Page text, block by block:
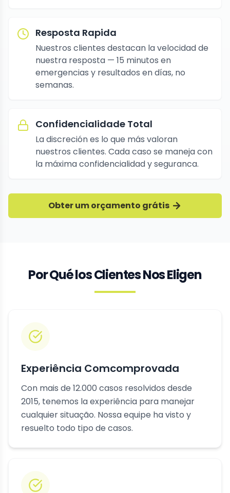
Resposta Rapida
Nuestros clientes destacan la velocidad de
nuestra resposta — 15 minutos en
emergencias y resultados en días, no
semanas.
Confidencialidade Total
La discreción es lo que más valoran
nuestros clientes. Cada caso se maneja con
la máxima confidencialidad y seguranca.
Obter um orçamento grátis
Por Qué los Clientes Nos Eligen
Experiência Comcomprovada
Con mais de 12.000 casos resolvidos desde
2015, tenemos la experiência para manejar
cualquier situação. Nossa equipe ha visto y
resuelto todo tipo de casos.